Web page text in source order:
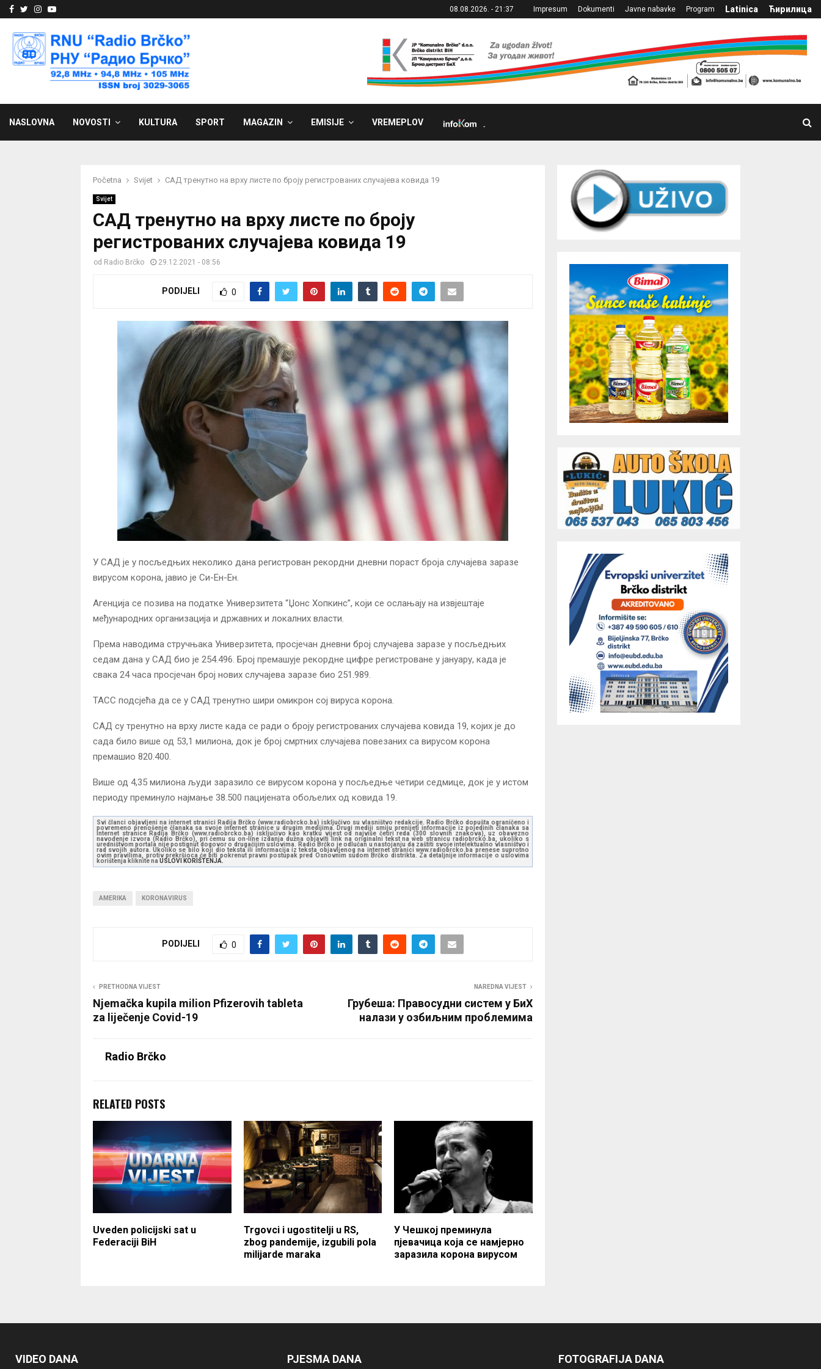
Facebook
Twitter
Instagram
Youtube 08.08.2026. - 21:37 Impresum Dokumenti Javne nabavke Program Latinica Ћирилица
NASLOVNA NOVOSTI KULTURA SPORT MAGAZIN EMISIJE VREMEPLOV
Početna Svijet САД тренутно на врху листе по броју регистрованих случајева ковида 19
Svijet
САД тренутно на врху листе по броју
регистрованих случајева ковида 19
od Radio Brčko 29.12.2021 - 08:56
PODIJELI 0
У САД је у посљедњих неколико дана регистрован рекордни дневни пораст броја случајева заразе
вирусом корона, јавио је Си-Ен-Ен.
Агенција се позива на податке Универзитета “Џонс Хопкинс”, који се ослањају на извјештаје
међународних организација и државних и локалних власти.
Према наводима стручњака Универзитета, просјечан дневни број случајева заразе у посљедњих
седам дана у САД био је 254.496. Број премашује рекордне цифре регистроване у јануару, када је
свака 24 часа просјечан број нових случајева заразе био 251.989.
ТАСС подсјећа да се у САД тренутно шири омикрон сој вируса корона.
САД су тренутно на врху листе када се ради о броју регистрованих случајева ковида 19, којих је до
сада било више од 53,1 милиона, док је број смртних случајева повезаних са вирусом корона
премашио 820.400.
Више од 4,35 милиона људи заразило се вирусом корона у посљедње четири седмице, док је у истом
периоду преминуло најмање 38.500 пацијената обољелих од ковида 19.
Svi članci objavljeni na internet stranici Radija Brčko (www.radiobrcko.ba) isključivo su vlasništvo redakcije. Radio Brčko dopušta ograničeno i
povremeno prenošenje članaka sa svoje internet stranice u drugim medijima. Drugi mediji smiju prenijeti informacije iz pojedinih članaka sa
Internet stranice Radija Brčko (www.radiobrcko.ba) isključivo kao kratku vijest od najviše četiri reda (300 slovnih znakova), uz obavezno
navođenje izvora (Radio Brčko), pri čemu su on-line izdanja dužna objaviti link na originalni tekst na web stranicu radiobrcko.ba, ukoliko s
uredništvom portala nije postignut dogovor o drugačijim uslovima. Radio Brčko je odlučan u nastojanju da zaštiti svoje intelektualno vlasništvo i
rad svojih autora. Ukoliko se bilo koji dio teksta ili informacija iz teksta objavljenog na internet stranici www.radiobrcko.ba prenese suprotno
ovim pravilima, protiv prekršioca će biti pokrenut pravni postupak pred Osnovnim sudom Brčko distrikta. Za detaljnije informacije o uslovima
korištenja kliknite na USLOVI KORIŠTENJA.
AMERIKA KORONAVIRUS
PODIJELI 0
PRETHODNA VIJEST
Njemačka kupila milion Pfizerovih tableta
za liječenje Covid-19
NAREDNA VIJEST
Грубеша: Правосудни систем у БиХ
налази у озбиљним проблемима
Radio Brčko
RELATED POSTS
Uveden policijski sat u
Federaciji BiH
Trgovci i ugostitelji u RS,
zbog pandemije, izgubili pola
milijarde maraka
У Чешкој преминула
пјевачица која се намјерно
заразила корона вирусом
VIDEO DANA PJESMA DANA FOTOGRAFIJA DANA